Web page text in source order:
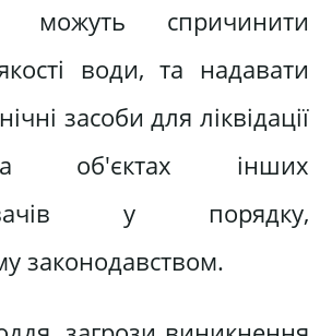
можуть спричинити
води, та надавати
засоби для ліквідації
об'єктах інших
у порядку,
законодавством.